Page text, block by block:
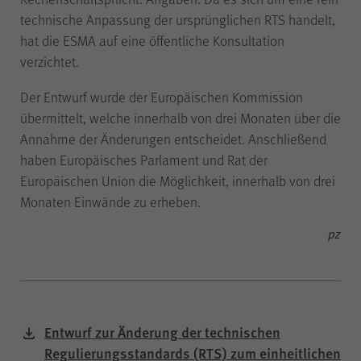
technische Anpassung der ursprünglichen RTS handelt,
hat die ESMA auf eine öffentliche Konsultation
verzichtet.
Der Entwurf wurde der Europäischen Kommission
übermittelt, welche innerhalb von drei Monaten über die
Annahme der Änderungen entscheidet. Anschließend
haben Europäisches Parlament und Rat der
Europäischen Union die Möglichkeit, innerhalb von drei
Monaten Einwände zu erheben.
pz
Entwurf zur Änderung der technischen
Regulierungsstandards (RTS) zum einheitlichen
der Internetseite (WPK Börsen,
Shop sowie Veranstaltungen der
WPK).
Name cookie_optin
Anbieter WPK
Speichern Ihrer bezüglich der